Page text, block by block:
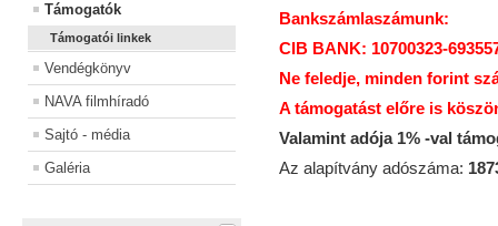
Támogatók
Támogatói linkek
Vendégkönyv
NAVA filmhíradó
Sajtó - média
Galéria
Bankszámlaszámunk:
CIB BANK: 10700323-
Ne feledje, minden forint
A támogatást előre is
Valamint adója 1% -val
Az alapítvány adószáma: